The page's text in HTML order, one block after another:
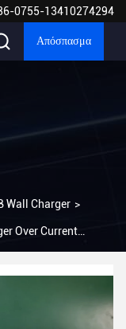
0755-13410274294
Απόσπασμα
Wall Charger >
Over Current